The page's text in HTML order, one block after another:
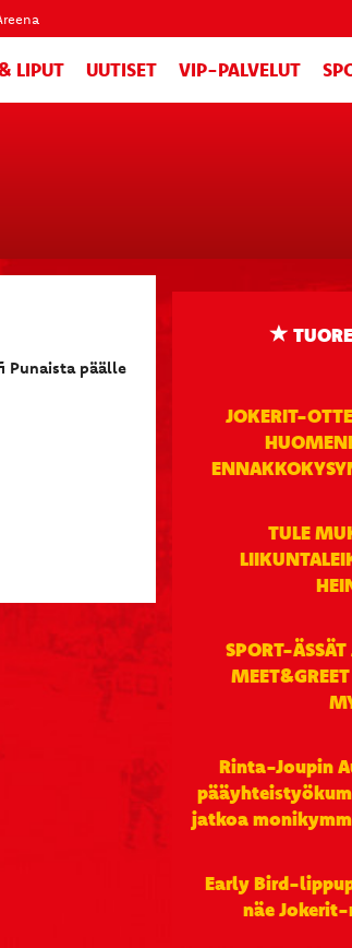
LIPUT UUTISET VIP-PALVELUT
Punaista päälle
JOKERIT-
TULE
SPORT-
Rinta-Joupin
jatkoa
Early Bird-
näe